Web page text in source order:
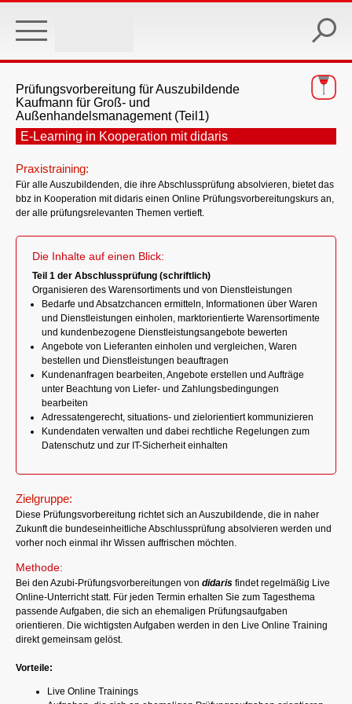
main
Prüfungsvorbereitung für Auszubildende
Kaufmann für Groß- und
Außenhandelsmanagement (Teil1)
E-Learning in Kooperation mit didaris
Praxistraining:
Für alle Auszubildenden, die ihre Abschlussprüfung absolvieren, bietet das
bbz in Kooperation mit didaris einen Online Prüfungsvorbereitungskurs an,
der alle prüfungsrelevanten Themen vertieft.
Die Inhalte auf einen Blick:
Teil 1 der Abschlussprüfung (schriftlich)
Organisieren des Warensortiments und von Dienstleistungen
Bedarfe und Absatzchancen ermitteln, Informationen über Waren
und Dienstleistungen einholen, marktorientierte Warensortimente
und kundenbezogene Dienstleistungsangebote bewerten
Angebote von Lieferanten einholen und vergleichen, Waren
bestellen und Dienstleistungen beauftragen
Kundenanfragen bearbeiten, Angebote erstellen und Aufträge
unter Beachtung von Liefer- und Zahlungsbedingungen
bearbeiten
Adressatengerecht, situations- und zielorientiert kommunizieren
Kundendaten verwalten und dabei rechtliche Regelungen zum
Datenschutz und zur IT-Sicherheit einhalten
Zielgruppe:
Diese Prüfungsvorbereitung richtet sich an Auszubildende, die in naher
Zukunft die bundeseinheitliche Abschlussprüfung absolvieren werden und
vorher noch einmal ihr Wissen auffrischen möchten.
Methode:
Bei den Azubi-Prüfungsvorbereitungen von didaris findet regelmäßig Live
Online-Unterricht statt. Für jeden Termin erhalten Sie zum Tagesthema
passende Aufgaben, die sich an ehemaligen Prüfungsaufgaben
orientieren. Die wichtigsten Aufgaben werden in den Live Online Training
direkt gemeinsam gelöst.
Vorteile:
Live Online Trainings